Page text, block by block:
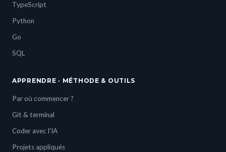
TypeScript
Python
Go
SQL
APPRENDRE · MÉTHODE & OUTILS
Par où commencer ?
Git & terminal
Coder avec l'IA
Projets appliqués